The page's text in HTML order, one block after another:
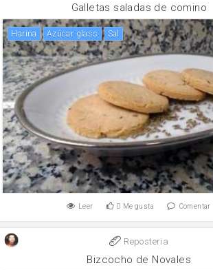
Galletas saladas de comino
harina Azúcar glass sal
Leer 0 Me gusta Comentar
Reposteria
Bizcocho de Novales